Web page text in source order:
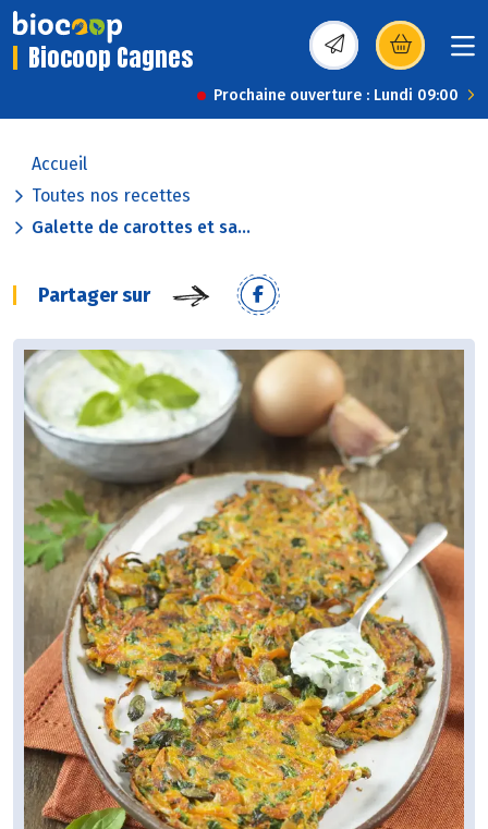
Biocoop Cagnes (s’ouvre dans une
Prochaine ouverture : Lundi 09:00
Accueil
Toutes nos recettes
Galette de carottes et sa...
Partager sur